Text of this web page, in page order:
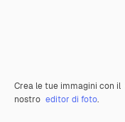
Crea le tue immagini con il
nostro editor di foto.